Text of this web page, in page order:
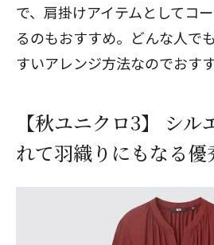
で、肩掛けアイテムとしてコ
るのもおすすめ。どんな人で
すいアレンジ方法なのでおすす
【秋ユニクロ3】 シ
れて羽織りにもなる優